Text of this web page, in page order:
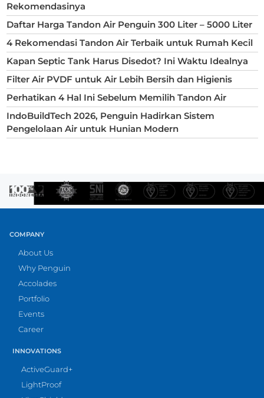
Rekomendasinya
Daftar Harga Tandon Air Penguin 300 Liter – 5000 Liter
4 Rekomendasi Tandon Air Terbaik untuk Rumah Kecil
Kapan Septic Tank Harus Disedot? Ini Waktu Idealnya
Filter Air PVDF untuk Air Lebih Bersih dan Higienis
Perhatikan 4 Hal Ini Sebelum Memilih Tandon Air
IndoBuildTech 2026, Penguin Hadirkan Sistem
Pengelolaan Air untuk Hunian Modern
COMPANY
About Us
Why Penguin
Accolades
Portfolio
Events
Career
INNOVATIONS
ActiveGuard+
LightProof